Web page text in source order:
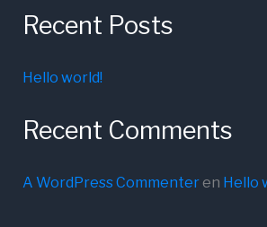
Recent Posts
Hello world!
Recent Comments
A WordPress Commenteren Hello